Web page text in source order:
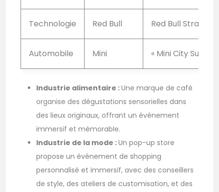
Technologie Red Bull Red Bull Stratos
Automobile Mini « Mini City
Industrie alimentaire :Une marque de café
organise des dégustations sensorielles dans
des lieux originaux, offrant un événement
immersif et mémorable.
Industrie de la mode :Un pop-up store
propose un événement de shopping
personnalisé et immersif, avec des conseillers
de style, des ateliers de customisation, et des